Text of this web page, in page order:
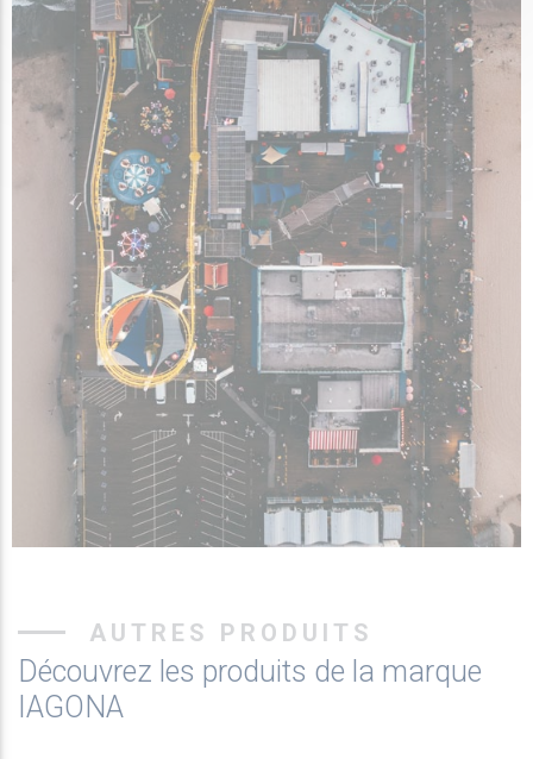
AUTRES PRODUITS
Découvrez les produits de la marque
IAGONA